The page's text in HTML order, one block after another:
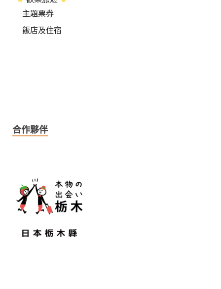
主題票券
飯店及住宿
合作夥伴